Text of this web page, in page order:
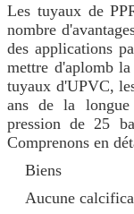
Les tuyaux de
nombre
des applications
mettre d'aplomb
tuyaux d'UPVC,
ans de la
pression de 25
Comprenons en
Biens
Aucune